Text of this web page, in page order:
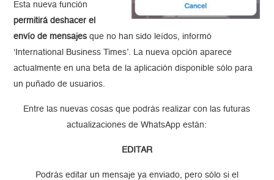
Esta nueva función
permitirá deshacer el
envío de mensajes que no han sido leídos, informó
‘International Business Times’. La nueva opción aparece
actualmente en una beta de la aplicación disponible sólo para
un puñado de usuarios.
Entre las nuevas cosas que podrás realizar con las futuras
actualizaciones de WhatsApp están:
EDITAR
Podrás editar un mensaje ya enviado, pero sólo si el